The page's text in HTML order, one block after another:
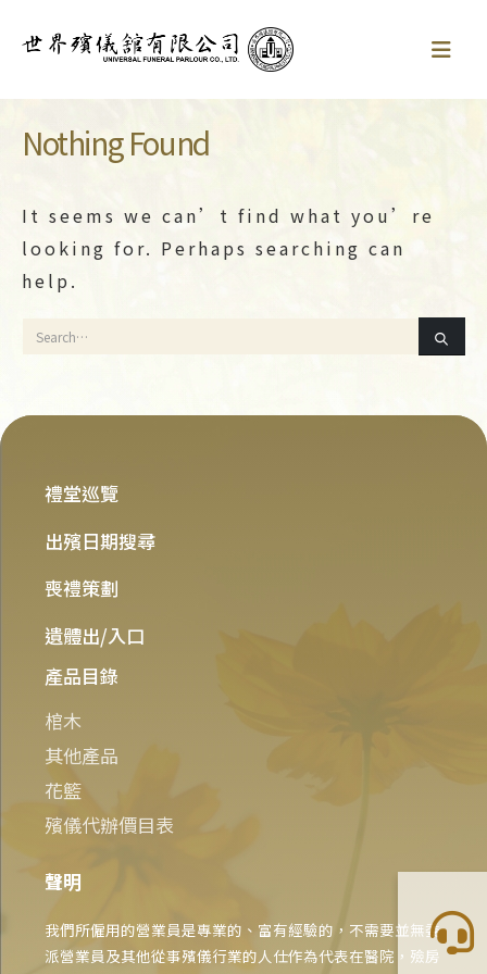
Nothing Found
It seems we can’t find what you’re
looking for. Perhaps searching can
help.
禮堂巡覽
出殯日期搜尋
喪禮策劃
遺體出/入口
產品目錄
棺木
其他產品
花籃
殯儀代辦價目表
聲明
我們所僱用的營業員是專業的、富有經驗的，不需要並無委
派營業員及其他從事殯儀行業的人仕作為代表在醫院，殮房